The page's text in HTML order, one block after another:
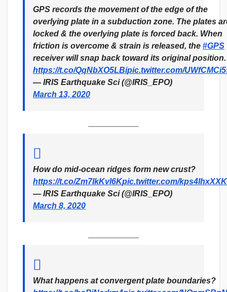
GPS records the movement of the edge of the
overlying plate in a subduction zone. The plates
locked & the overlying plate is forced back. When
friction is overcome & strain is released, the #GPS
receiver will snap back toward its original position.
https://t.co/QqNbXO5LBipic.twitter.com/
— IRIS Earthquake Sci (@IRIS_EPO)
March 13, 2020
How do mid-ocean ridges form new crust?
https://t.co/Zm7IkKvI6Kpic.twitter.com/kps4lhxXXK
— IRIS Earthquake Sci (@IRIS_EPO)
March 8, 2020
What happens at convergent plate boundaries?